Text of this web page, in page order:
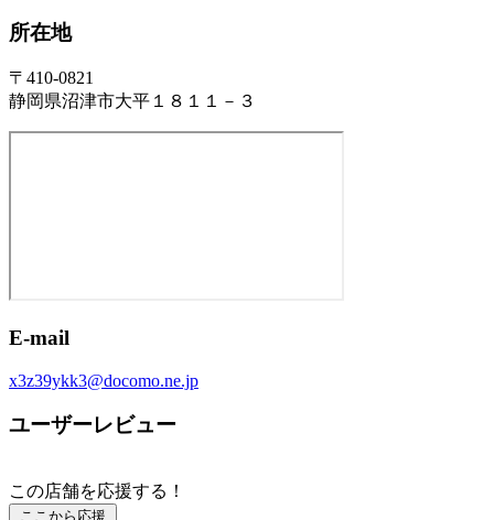
所在地
〒410-0821
静岡県沼津市大平１８１１－３
E-mail
x3z39ykk3@docomo.ne.jp
ユーザーレビュー
この店舗を応援する！
ここから応援